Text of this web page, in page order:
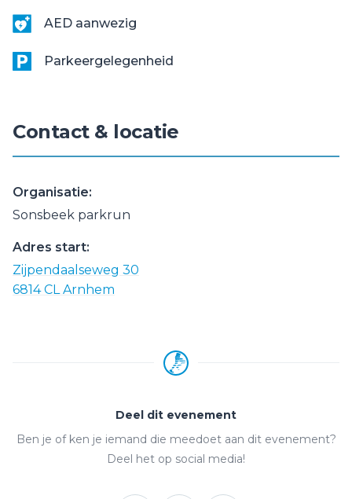
AED aanwezig
Parkeergelegenheid
Contact & locatie
Organisatie:
Sonsbeek parkrun
Adres start:
Zijpendaalseweg 30
6814 CL Arnhem
Deel dit evenement
Ben je of ken je iemand die meedoet aan dit evenement?
Deel het op social media!